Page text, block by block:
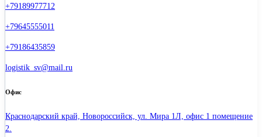
+79189977712
+79645555011
+79186435859
logistik_sv@mail.ru
Офис
Краснодарский край, Новороссийск, ул. Мира 1Л, офис 1 помещение
2.